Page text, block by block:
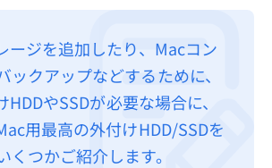
いて
ーポリシー
ージを追加したり、Macコン
ックアップなどするために、
やSSDが必要な場合に、
用最高の外付けHDD/SSDを
くつかご紹介します。